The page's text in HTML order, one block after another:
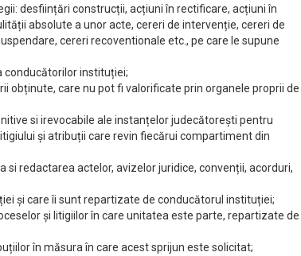
desființări construcții, acțiuni în rectificare, acțiuni în
absolute a unor acte, cereri de intervenție, cereri de
cereri recoventionale etc., pe care le supune
conducătorilor instituției;
obținute, care nu pot fi valorificate prin organele proprii de
si irevocabile ale instanțelor judecătorești pentru
și atribuții care revin fiecărui compartiment din
redactarea actelor, avizelor juridice, convenții, acorduri,
și care îi sunt repartizate de conducătorul instituției;
și litigiilor în care unitatea este parte, repartizate de
în măsura în care acest sprijun este solicitat;